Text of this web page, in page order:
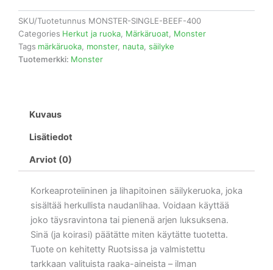
määrä
SKU/Tuotetunnus MONSTER-SINGLE-BEEF-400
Categories Herkut ja ruoka, Märkäruoat, Monster
Tags märkäruoka, monster, nauta, säilyke
Tuotemerkki: Monster
Kuvaus
Lisätiedot
Arviot (0)
Korkeaproteiininen ja lihapitoinen säilykeruoka, joka
sisältää herkullista naudanlihaa. Voidaan käyttää
joko täysravintona tai pienenä arjen luksuksena.
Sinä (ja koirasi) päätätte miten käytätte tuotetta.
Tuote on kehitetty Ruotsissa ja valmistettu
tarkkaan valituista raaka-aineista – ilman